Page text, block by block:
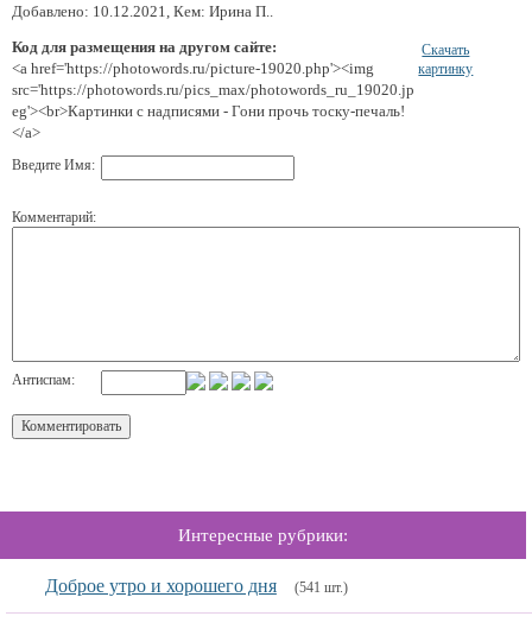
Добавлено: 10.12.2021, Кем: Ирина П..
Код для размещения на другом сайте:
<a href='https://photowords.ru/picture-19020.php'><img
src='https://photowords.ru/pics_max/photowords_ru_19020.jp
eg'><br>Картинки с надписями - Гони прочь тоску-печаль!
</a>
Скачать
картинку
Введите Имя:
Комментарий:
Антиспам:
Интересные рубрики:
Доброе утро и хорошего дня (541 шт.)